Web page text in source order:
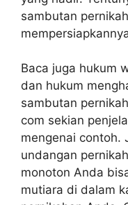
sambutan
Baca juga hukum
dan hukum
sambutan
com sekian
mengenai contoh.
undangan
monoton Anda
mutiara di dalam